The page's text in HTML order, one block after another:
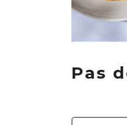
Pas